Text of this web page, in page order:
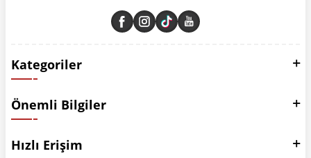
Kategoriler
Önemli Bilgiler
Hızlı Erişim